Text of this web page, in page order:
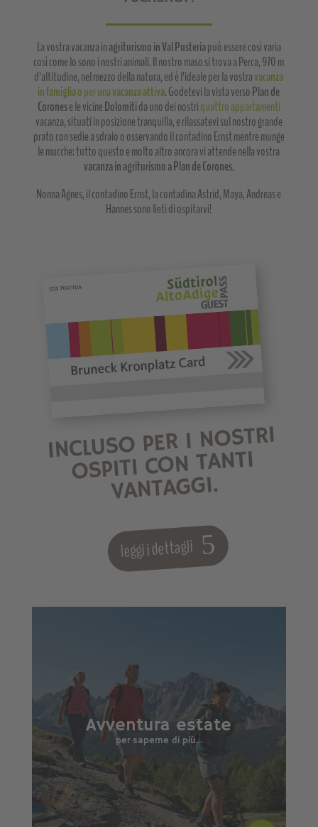
La vostra vacanza inagriturismo in Val Pusteriapuò essere così varia
così come lo sono i nostri animali. Il nostro maso si trova a Perca, 970 m
d’altitudine, nel mezzo della natura, ed è l’ideale per la vostravacanza
in famigliao per unavacanza attiva. Godetevi la vista versoPlan de
Coronese le vicineDolomitida uno dei nostriquattro appartamenti
vacanza, situati in posizione tranquilla, e rilassatevi sul nostro grande
prato con sedie a sdraio o osservando il contadino Ernst mentre munge
le mucche: tutto questo e molto altro ancora vi attende nella vostra
vacanza in agriturismo a Plan de Corones.
Nonna Agnes, il contadino Ernst, la contadina Astrid, Maya, Andreas e
Hannes sono lieti di ospitarvi!
INCLUSO PER I NOSTRI
OSPITI CON TANTI
VANTAGGI.
leggi i dettagli
Avventura estate
per saperne di più...